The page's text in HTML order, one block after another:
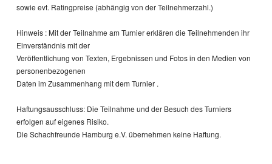
sowie evt. Ratingpreise (abhängig von der Teilnehmerzahl.)
Hinweis : Mit der Teilnahme am Turnier erklären die Teilnehmenden ihr
Einverständnis mit der
Veröffentlichung von Texten, Ergebnissen und Fotos in den Medien von
personenbezogenen
Daten im Zusammenhang mit dem Turnier .
Haftungsausschluss: Die Teilnahme und der Besuch des Turniers
erfolgen auf eigenes Risiko.
Die Schachfreunde Hamburg e.V. übernehmen keine Haftung.